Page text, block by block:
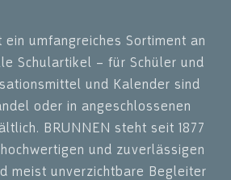
ein umfangreiches Sortiment an
Schulartikel – für Schüler und
und Kalender sind
oder in angeschlossenen
BRUNNEN steht seit 1877
und zuverlässigen
meist unverzichtbare Begleiter